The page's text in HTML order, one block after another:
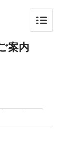
案内